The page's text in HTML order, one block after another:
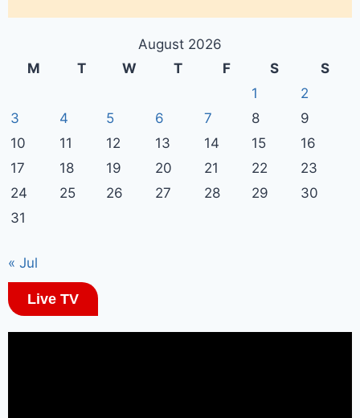
August 2026
M
T W T F S
S
1
2
3
4 5 6 7 8
9
10
11 12 13 14 15
16
17
18 19 20 21 22
23
24
25 26 27 28 29
30
31
« Jul
Live TV